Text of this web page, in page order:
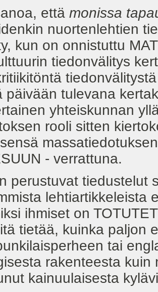
että monissa
nuortenlehtien
kun on onnistuttu
tiedonvälitys
päivään tulevana
yhteiskunnan
rooli sitten
- verrattuna.
perustuvat tiedustelut
lehtiartikkeleista
ihmiset on
tietää, kuinka paljon
tai
rakenteesta
kainuulaisesta